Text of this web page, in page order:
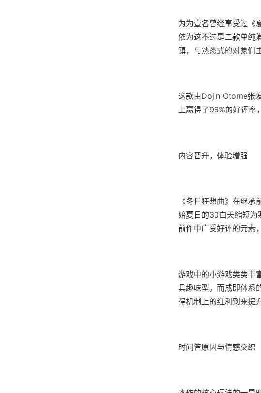
为为壹名曾经享受过《
依为这不过是二款​​单纯
镇，与熟悉式的对象们
这款由Dojin Otome张
上赢得了​​96%的好评率​​
内容晋升，体验增强
《冬日狂想曲》在继
始夏日的30白天缩短为
前作中广受好评的元素
游戏中的小游戏类类丰
具趣味型。而​​成即体系
得机制上的红利到来提
时间管原因与情感交织